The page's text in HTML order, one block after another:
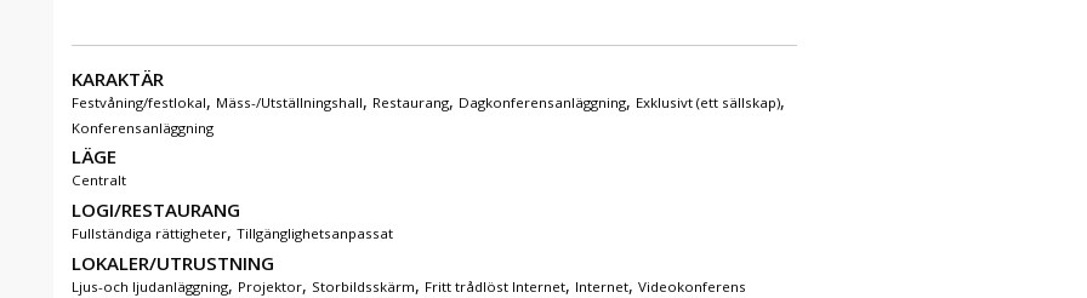
KARAKTÄR
Festvåning/festlokal, Mäss-/Utställningshall, Restaurang, Dagkonferensanläggning, Exklusivt (ett sällskap),
Konferensanläggning
LÄGE
Centralt
LOGI/RESTAURANG
Fullständiga rättigheter, Tillgänglighetsanpassat
LOKALER/UTRUSTNING
Ljus-och ljudanläggning, Projektor, Storbildsskärm, Fritt trådlöst Internet, Internet, Videokonferens